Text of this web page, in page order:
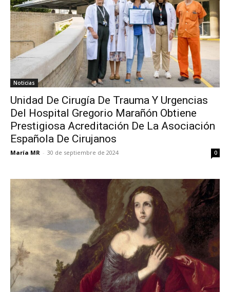
Noticias
Unidad De Cirugía De Trauma Y Urgencias
Del Hospital Gregorio Marañón Obtiene
Prestigiosa Acreditación De La Asociación
Española De Cirujanos
María MR - 30 de septiembre de 2024 0